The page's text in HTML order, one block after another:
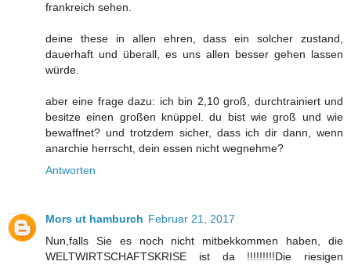
frankreich sehen.
deine these in allen ehren, dass ein solcher zustand,
dauerhaft und überall, es uns allen besser gehen lassen
würde.
aber eine frage dazu: ich bin 2,10 groß, durchtrainiert und
besitze einen großen knüppel. du bist wie groß und wie
bewaffnet? und trotzdem sicher, dass ich dir dann, wenn
anarchie herrscht, dein essen nicht wegnehme?
Antworten
Mors ut hamburch Februar 21, 2017
Nun,falls Sie es noch nicht mitbekkommen haben, die
WELTWIRTSCHAFTSKRISE ist da !!!!!!!!!Die riesigen